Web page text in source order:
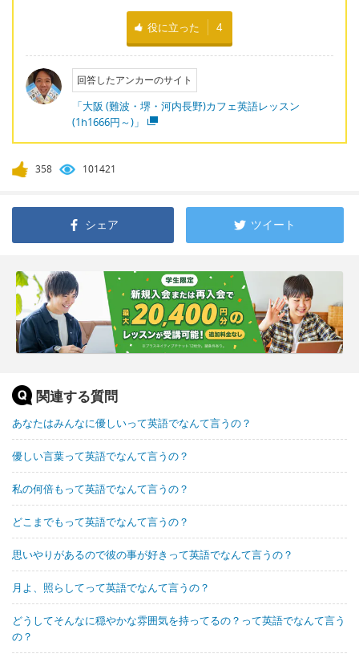
役に立った 4
回答したアンカーのサイト
「大阪 (難波・堺・河内長野)カフェ英語レッスン
(1h1666円～)」
358 101421
シェア ツイート
関連する質問
あなたはみんなに優しいって英語でなんて言うの？
優しい言葉って英語でなんて言うの？
私の何倍もって英語でなんて言うの？
どこまでもって英語でなんて言うの？
思いやりがあるので彼の事が好きって英語でなんて言うの？
月よ、照らしてって英語でなんて言うの？
どうしてそんなに穏やかな雰囲気を持ってるの？って英語でなんて言う
の？